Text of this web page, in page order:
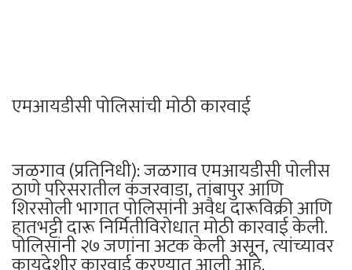
एमआयडीसी पोलिसांची मोठी कारवाई
जळगाव (प्रतिनिधी): जळगाव एमआयडीसी पोलीस
ठाणे परिसरातील कंजरवाडा, तांबापुर आणि
शिरसोली भागात पोलिसांनी अवैध दारूविक्री आणि
हातभट्टी दारू निर्मितीविरोधात मोठी कारवाई केली.
पोलिसांनी २७ जणांना अटक केली असून, त्यांच्यावर